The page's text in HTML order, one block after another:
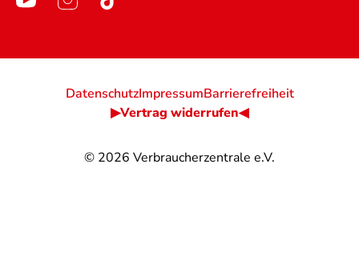
© 2026 Verbraucherzentrale e.V.
DatenschutzImpressumBarrierefreiheit
▶Vertrag widerrufen◀